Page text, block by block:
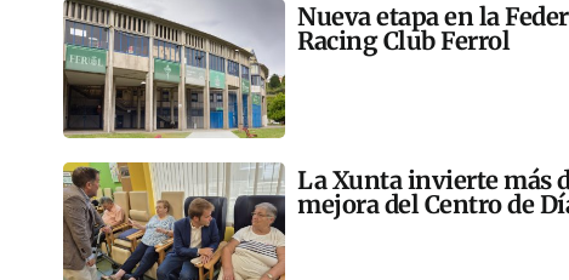
Nueva etapa en la
Racing Club Ferrol
La Xunta invierte más
mejora del Centro de